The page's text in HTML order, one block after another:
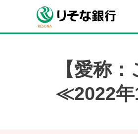
【愛称
≪2022年